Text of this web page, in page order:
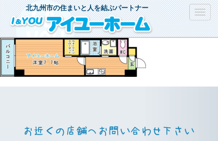
北九州市の住まいと人を結ぶパートナー